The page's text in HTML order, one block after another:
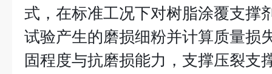
式，在标准工况下对树脂涂覆支撑
试验产生的磨损细粉并计算质量损
固程度与抗磨损能力，支撑压裂支